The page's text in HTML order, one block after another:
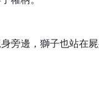
旁邊，獅子也站在屍